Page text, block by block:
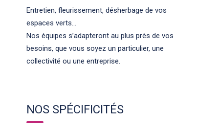
Entretien, fleurissement, désherbage de vos
espaces verts…
Nos équipes s’adapteront au plus près de vos
besoins, que vous soyez un particulier, une
collectivité ou une entreprise.
NOS SPÉCIFICITÉS